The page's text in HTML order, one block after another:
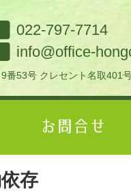
022-797-7714
info@office-
番53号 クレセント名取401
存